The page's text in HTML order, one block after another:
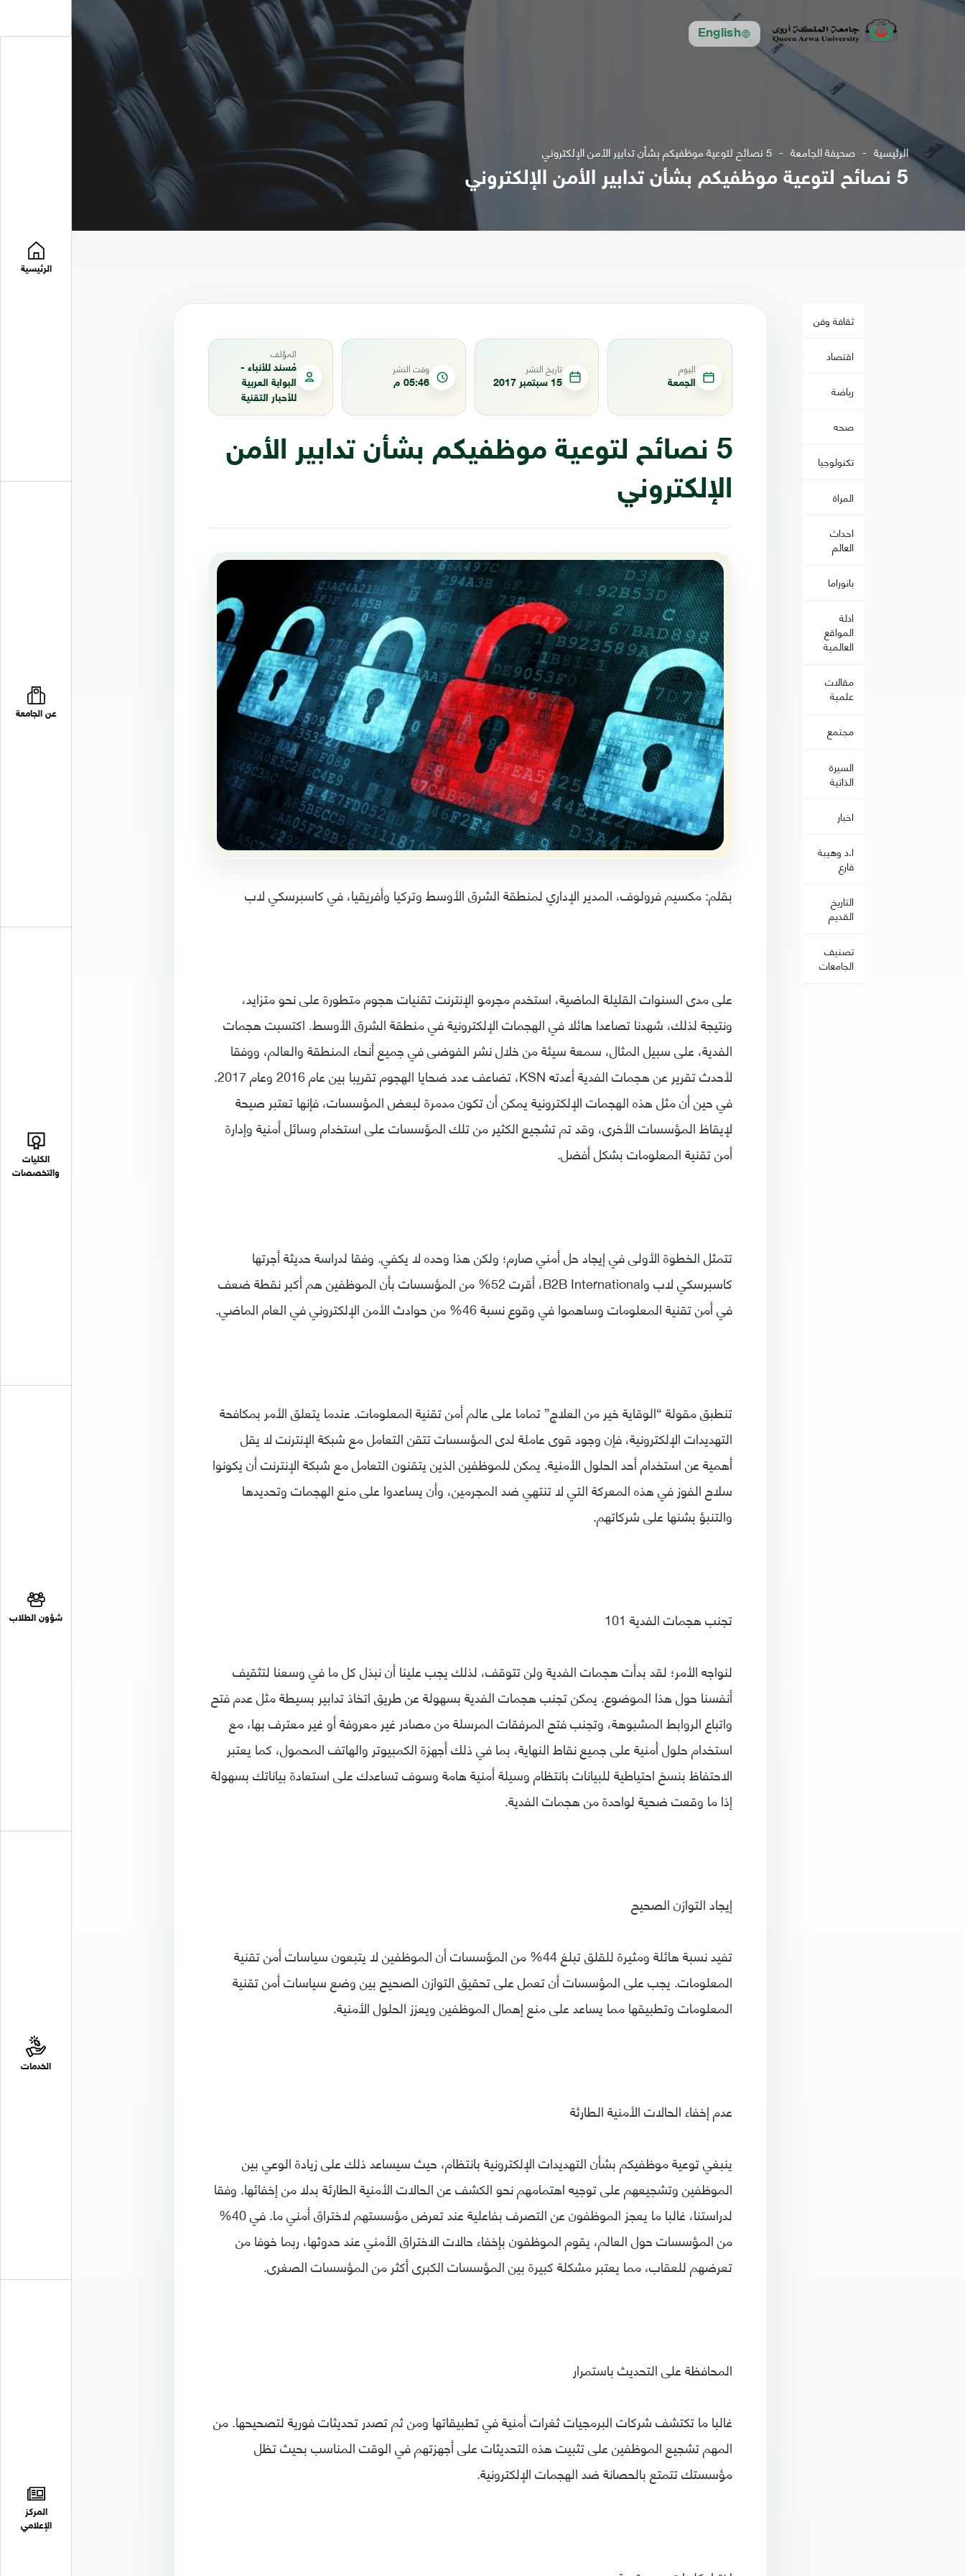
English
الرئيسية
عن الجامعة
الكليات
والتخصصات
شؤون الطلاب
الخدمات
المركز
الإعلامي
الرئيسية صحيفة الجامعة 5 نصائح لتوعية موظفيكم بشأن تدابير الأمن الإلكتروني
5 نصائح لتوعية موظفيكم بشأن تدابير الأمن الإلكتروني
ثقافة وفن
اقتصاد
رياضة
صحه
تكنولوجيا
المراة
احداث
العالم
بانوراما
ادلة
المواقع
العالمية
مقالات
علمية
مجتمع
السيرة
الذاتية
اخبار
ا.د وهيبة
فارع
التاريخ
القديم
تصنيف
الجامعات
اليوم
الجمعة
تاريخ النشر
15 سبتمبر 2017
وقت النشر
05:46 م
المؤلف
مُسند للأنباء -
البوابة العربية
للأحبار التقنية
5 نصائح لتوعية موظفيكم بشأن تدابير الأمن
الإلكتروني
بقلم: مكسيم فرولوف، المدير الإداري لمنطقة الشرق الأوسط وتركيا وأفريقيا، في كاسبرسكي لاب
على مدى السنوات القليلة الماضية، استخدم مجرمو الإنترنت تقنيات هجوم متطورة على نحو متزايد،
ونتيجة لذلك، شهدنا تصاعدا هائلا في الهجمات الإلكترونية في منطقة الشرق الأوسط. اكتسبت هجمات
الفدية، على سبيل المثال، سمعة سيئة من خلال نشر الفوضى في جميع أنحاء المنطقة والعالم، ووفقا
لأحدث تقرير عن هجمات الفدية أعدته KSN، تضاعف عدد ضحايا الهجوم تقريبا بين عام 2016 وعام 2017.
في حين أن مثل هذه الهجمات الإلكترونية يمكن أن تكون مدمرة لبعض المؤسسات، فإنها تعتبر صيحة
لإيقاظ المؤسسات الأخرى، وقد تم تشجيع الكثير من تلك المؤسسات على استخدام وسائل أمنية وإدارة
أمن تقنية المعلومات بشكل أفضل.
تتمثل الخطوة الأولى في إيجاد حل أمني صارم؛ ولكن هذا وحده لا يكفي. وفقا لدراسة حديثة أجرتها
كاسبرسكي لاب وB2B International، أقرت 52% من المؤسسات بأن الموظفين هم أكبر نقطة ضعف
في أمن تقنية المعلومات وساهموا في وقوع نسبة 46% من حوادث الأمن الإلكتروني في العام الماضي.
تنطبق مقولة “الوقاية خير من العلاج” تماما على عالم أمن تقنية المعلومات. عندما يتعلق الأمر بمكافحة
التهديدات الإلكترونية، فإن وجود قوى عاملة لدى المؤسسات تتقن التعامل مع شبكة الإنترنت لا يقل
أهمية عن استخدام أحد الحلول الأمنية. يمكن للموظفين الذين يتقنون التعامل مع شبكة الإنترنت أن يكونوا
سلاح الفوز في هذه المعركة التي لا تنتهي ضد المجرمين، وأن يساعدوا على منع الهجمات وتحديدها
والتنبؤ بشنها على شركاتهم.
تجنب هجمات الفدية 101
لنواجه الأمر؛ لقد بدأت هجمات الفدية ولن تتوقف، لذلك يجب علينا أن نبذل كل ما في وسعنا لتثقيف
أنفسنا حول هذا الموضوع. يمكن تجنب هجمات الفدية بسهولة عن طريق اتخاذ تدابير بسيطة مثل عدم فتح
واتباع الروابط المشبوهة، وتجنب فتح المرفقات المرسلة من مصادر غير معروفة أو غير معترف بها، مع
استخدام حلول أمنية على جميع نقاط النهاية، بما في ذلك أجهزة الكمبيوتر والهاتف المحمول، كما يعتبر
الاحتفاظ بنسخ احتياطية للبيانات بانتظام وسيلة أمنية هامة وسوف تساعدك على استعادة بياناتك بسهولة
إذا ما وقعت ضحية لواحدة من هجمات الفدية.
إيجاد التوازن الصحيح
تفيد نسبة هائلة ومثيرة للقلق تبلغ 44% من المؤسسات أن الموظفين لا يتبعون سياسات أمن تقنية
المعلومات. يجب على المؤسسات أن تعمل على تحقيق التوازن الصحيح بين وضع سياسات أمن تقنية
المعلومات وتطبيقها مما يساعد على منع إهمال الموظفين ويعزز الحلول الأمنية.
عدم إخفاء الحالات الأمنية الطارئة
ينبغي توعية موظفيكم بشأن التهديدات الإلكترونية بانتظام، حيث سيساعد ذلك على زيادة الوعي بين
الموظفين وتشجيعهم على توجيه اهتمامهم نحو الكشف عن الحالات الأمنية الطارئة بدلا من إخفائها. وفقا
لدراستنا، غالبا ما يعجز الموظفون عن التصرف بفاعلية عند تعرض مؤسستهم لاختراق أمني ما. في 40%
من المؤسسات حول العالم، يقوم الموظفون بإخفاء حالات الاختراق الأمني عند حدوثها، ربما خوفا من
تعرضهم للعقاب، مما يعتبر مشكلة كبيرة بين المؤسسات الكبرى أكثر من المؤسسات الصغرى.
المحافظة على التحديث باستمرار
غالبا ما تكتشف شركات البرمجيات ثغرات أمنية في تطبيقاتها ومن ثم تصدر تحديثات فورية لتصحيحها. من
المهم تشجيع الموظفين على تثبيت هذه التحديثات على أجهزتهم في الوقت المناسب بحيث تظل
مؤسستك تتمتع بالحصانة ضد الهجمات الإلكترونية.